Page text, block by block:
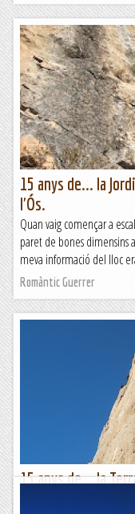
15 anys de... la
l'Ós.
Quan vaig començar a
paret de bones dimensins
meva informació del lloc
Romàntic Guerrer
15 anys de... la